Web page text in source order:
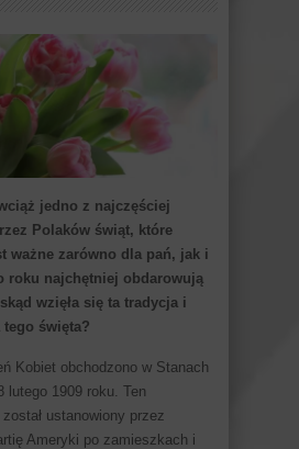
jedno z najczęściej
Polaków świąt, które
ważne zarówno dla pań, jak i
roku najchętniej obdarowują
wzięła się ta tradycja i
święta?
Kobiet obchodzono w Stanach
lutego 1909 roku. Ten
ustanowiony przez
Ameryki po zamieszkach i